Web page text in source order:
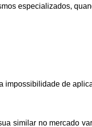
especializados,
impossibilidade de
similar no mercado